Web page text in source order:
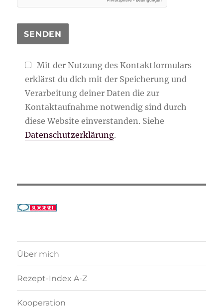
Mit der Nutzung des Kontaktformulars
erklärst du dich mit der Speicherung und
Verarbeitung deiner Daten die zur
Kontaktaufnahme notwendig sind durch
diese Website einverstanden. Siehe
Datenschutzerklärung.
Über mich
Rezept-Index A-Z
Kooperation